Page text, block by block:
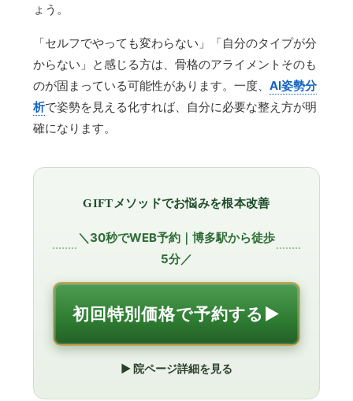
ょう。
「セルフでやっても変わらない」「自分のタイプが分
からない」と感じる方は、骨格のアライメントそのも
のが固まっている可能性があります。一度、AI姿勢分
析で姿勢を見える化すれば、自分に必要な整え方が明
確になります。
GIFTメソッドでお悩みを根本改善
＼30秒でWEB予約｜博多駅から徒歩
5分／
初回特別価格で予約する▶︎
▶︎ 院ページ詳細を見る